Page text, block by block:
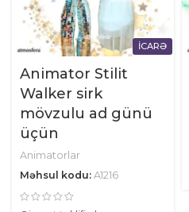
İCARƏ
Animator Stilit
Walker sirk
mövzulu ad günü
üçün
Animatorlar
Məhsul kodu: A1216